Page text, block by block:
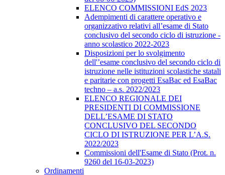
ELENCO COMMISSIONI EdS 2023
Adempimenti di carattere operativo e
organizzativo relativi all’esame di Stato
conclusivo del secondo ciclo di istruzione -
anno scolastico 2022-2023
Disposizioni per lo svolgimento
dell'’esame conclusivo del secondo ciclo di
istruzione nelle istituzioni scolastiche statali
e paritarie con progetti EsaBac ed EsaBac
techno – a.s. 2022/2023
ELENCO REGIONALE DEI
PRESIDENTI DI COMMISSIONE
DELL’ESAME DI STATO
CONCLUSIVO DEL SECONDO
CICLO DI ISTRUZIONE PER L’A.S.
2022/2023
Commissioni dell'Esame di Stato (Prot. n.
9260 del 16-03-2023)
Ordinamenti